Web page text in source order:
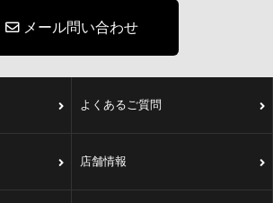
メール問い合わせ
よくあるご質問
店舗情報